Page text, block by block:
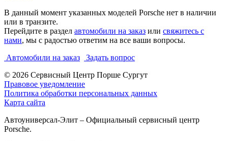
В данный момент указанных моделей Porsche нет в наличии
или в транзите.
Перейдите в раздел автомобили на заказ или свяжитесь с
нами, мы с радостью ответим на все ваши вопросы.
Автомобили на заказ
Задать вопрос
© 2026 Сервисный Центр Порше Сургут
Правовое уведомление
Политика обработки персональных данных
Карта сайта
Автоуниверсал-Элит – Официальный сервисный центр
Porsche.